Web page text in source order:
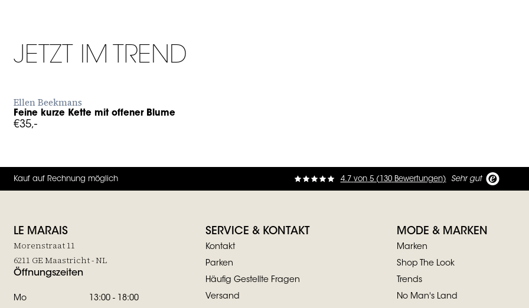
JETZT IM TREND
in to add Feine kurze Kette mit offener Blume to your wishlist
JETZT BESTELLEN
Ellen Beekmans
Feine kurze Kette mit offener Blume
€35,-
Kauf auf Rechnung möglich 4.7 von5 ( 130 Bewertungen) Sehr gut
LE MARAIS
Morenstraat 11
6211 GE Maastricht - NL
Öffnungszeiten
Mo
13:00 - 18:00
SERVICE & KONTAKT
Kontakt
Parken
Häufig Gestellte Fragen
Versand
MODE & MARKEN
Marken
Shop The Look
Trends
No Man's Land